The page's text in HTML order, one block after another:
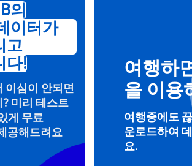
How do I get my eSim?
To get your eSIM, start by checking if
의
이터가
고
다!
이심이 안되면
미리 테스트
게 무료
공해드려요
여행하
을 이용
여행중에도
운로드하여
요.
로그인 또
계정을 계속 이용하거나